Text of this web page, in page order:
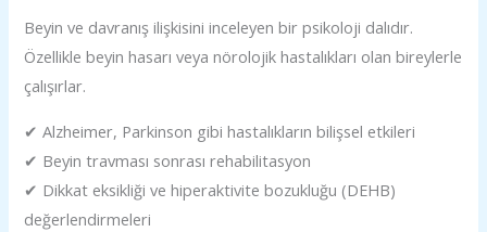
Beyin ve davranış ilişkisini inceleyen bir psikoloji dalıdır.
Özellikle beyin hasarı veya nörolojik hastalıkları olan bireylerle
çalışırlar.
✔ Alzheimer, Parkinson gibi hastalıkların bilişsel etkileri
✔ Beyin travması sonrası rehabilitasyon
✔ Dikkat eksikliği ve hiperaktivite bozukluğu (DEHB)
değerlendirmeleri